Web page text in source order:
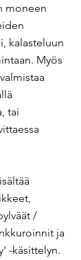
moneen
kalasteluun
Myös
tai
/
ja
-käsittelyn.